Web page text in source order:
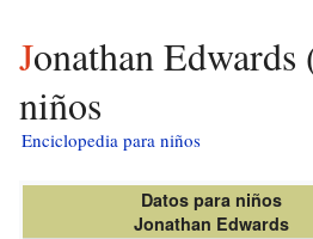
Jonathan Edwards (atleta) para
niños
Enciclopedia para niños
Datos para niños
Jonathan Edwards